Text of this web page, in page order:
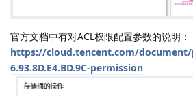
官方文档中有对ACL权限配置参数的说明：
https://cloud.tencent.com/document/
6.93.8D.E4.BD.9C-permission